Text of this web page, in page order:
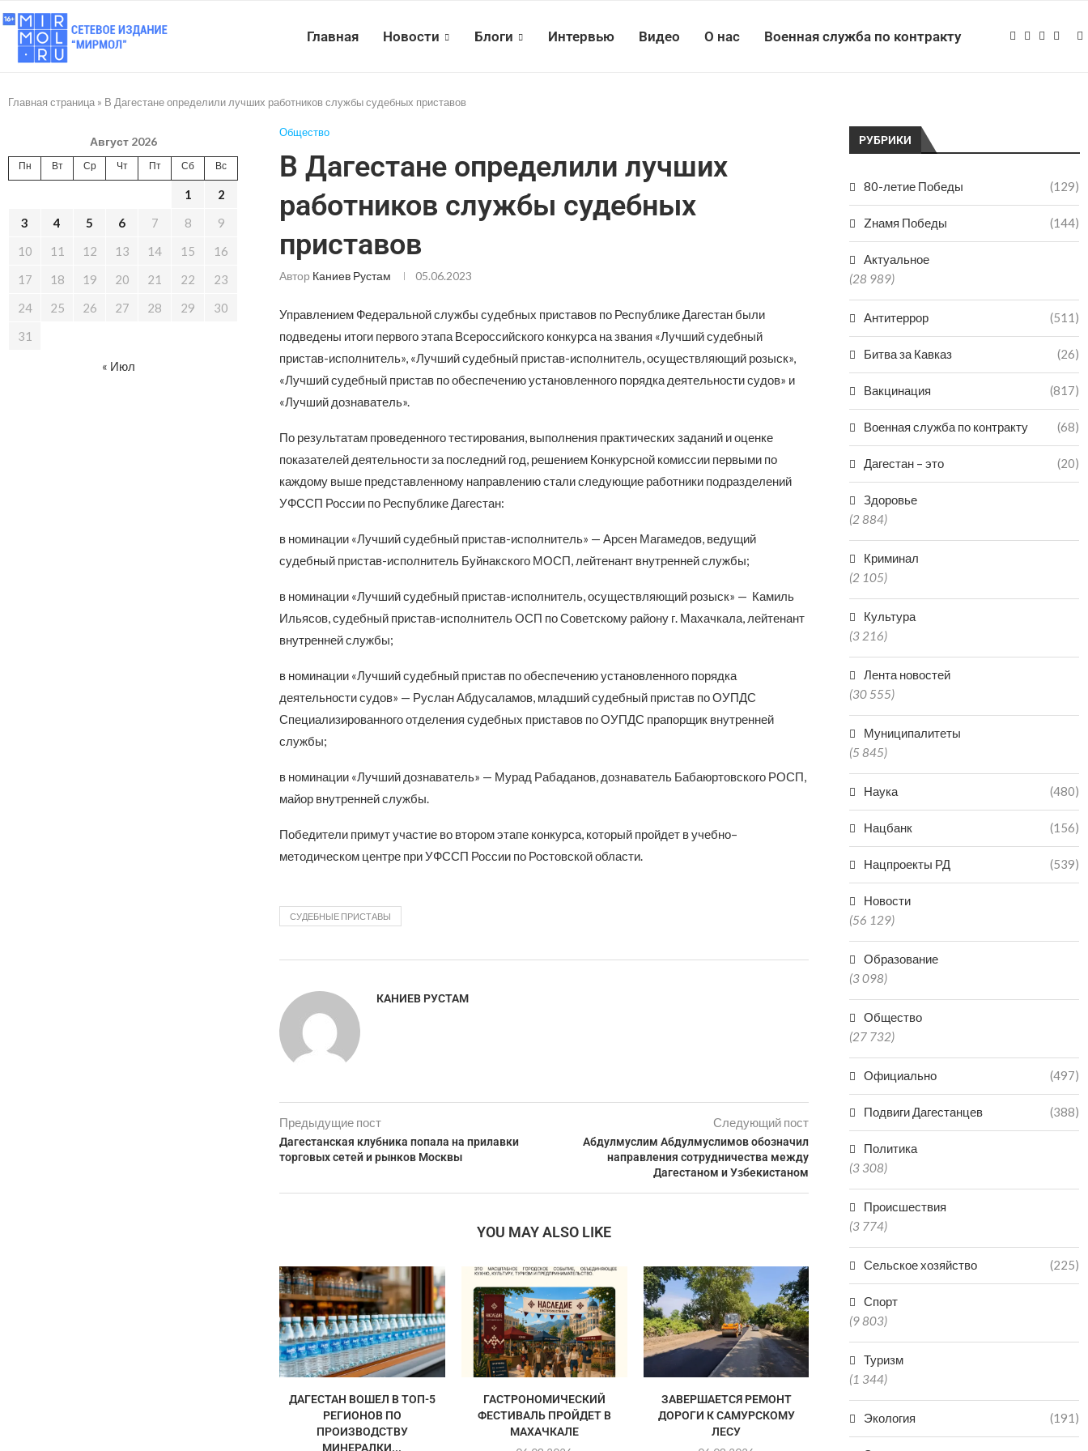
Главная Новости Блоги Интервью Видео О нас Военная служба по контракту
Главная страница » В Дагестане определили лучших работников службы судебных приставов
Общество
В Дагестане определили лучших
работников службы судебных
приставов
Автор Каниев Рустам 05.06.2023
Управлением Федеральной службы судебных приставов по Республике Дагестан были
подведены итоги первого этапа Всероссийского конкурса на звания «Лучший судебный
пристав-исполнитель», «Лучший судебный пристав-исполнитель, осуществляющий розыск»,
«Лучший судебный пристав по обеспечению установленного порядка деятельности судов» и
«Лучший дознаватель».
По результатам проведенного тестирования, выполнения практических заданий и оценке
показателей деятельности за последний год, решением Конкурсной комиссии первыми по
каждому выше представленному направлению стали следующие работники подразделений
УФССП России по Республике Дагестан:
в номинации «Лучший судебный пристав-исполнитель» — Арсен Магамедов, ведущий
судебный пристав-исполнитель Буйнакского МОСП, лейтенант внутренней службы;
в номинации «Лучший судебный пристав-исполнитель, осуществляющий розыск» — Камиль
Ильясов, судебный пристав-исполнитель ОСП по Советскому району г. Махачкала, лейтенант
внутренней службы;
в номинации «Лучший судебный пристав по обеспечению установленного порядка
деятельности судов» — Руслан Абдусаламов, младший судебный пристав по ОУПДС
Специализированного отделения судебных приставов по ОУПДС прапорщик внутренней
службы;
в номинации «Лучший дознаватель» — Мурад Рабаданов, дознаватель Бабаюртовского РОСП,
майор внутренней службы.
Победители примут участие во втором этапе конкурса, который пройдет в учебно–
методическом центре при УФССП России по Ростовской области.
СУДЕБНЫЕ ПРИСТАВЫ
КАНИЕВ РУСТАМ
Предыдущие пост
Дагестанская клубника попала на прилавки
торговых сетей и рынков Москвы
Следующий пост
Абдулмуслим Абдулмуслимов обозначил
направления сотрудничества между
Дагестаном и Узбекистаном
YOU MAY ALSO LIKE
ДАГЕСТАН ВОШЕЛ В ТОП-5
РЕГИОНОВ ПО
ПРОИЗВОДСТВУ
МИНЕРАЛКИ...
ГАСТРОНОМИЧЕСКИЙ
ФЕСТИВАЛЬ ПРОЙДЕТ В
МАХАЧКАЛЕ
ЗАВЕРШАЕТСЯ РЕМОНТ
ДОРОГИ К САМУРСКОМУ
ЛЕСУ
ДВУХ БРАТЬЕВ-МЕДВЕДЕЙ
МИШУ И ГРИШУ ИЗ
В
РУБРИКИ
80-летие Победы (129)
Zнамя Победы (144)
Актуальное
(28 989)
Антитеррор (511)
Битва за Кавказ (26)
Вакцинация (817)
Военная служба по контракту (68)
Дагестан – это (20)
Здоровье
(2 884)
Криминал
(2 105)
Культура
(3 216)
Лента новостей
(30 555)
Муниципалитеты
(5 845)
Наука (480)
Нацбанк (156)
Нацпроекты РД (539)
Новости
(56 129)
Образование
(3 098)
Общество
(27 732)
Официально (497)
Подвиги Дагестанцев (388)
Политика
(3 308)
Происшествия
(3 774)
Сельское хозяйство (225)
Спорт
(9 803)
Туризм
(1 344)
Экология (191)
Август 2026
Пн Вт Ср Чт Пт Сб Вс
1
2
3
4 5 6 7 8
9
10
11 12 13 14 15
16
17
18 19 20 21 22
23
24
25 26 27 28 29
30
31
« Июл